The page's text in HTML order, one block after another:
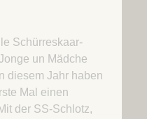
Schürreskaar-
un Mädche
diesem Jahr haben
Mal einen
der SS-Schlotz,